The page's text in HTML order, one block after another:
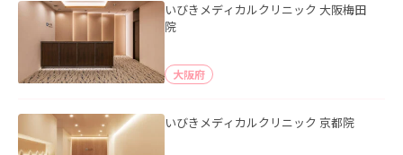
いびきメディカルクリニック 大阪梅田
院
大阪府
いびきメディカルクリニック 京都院